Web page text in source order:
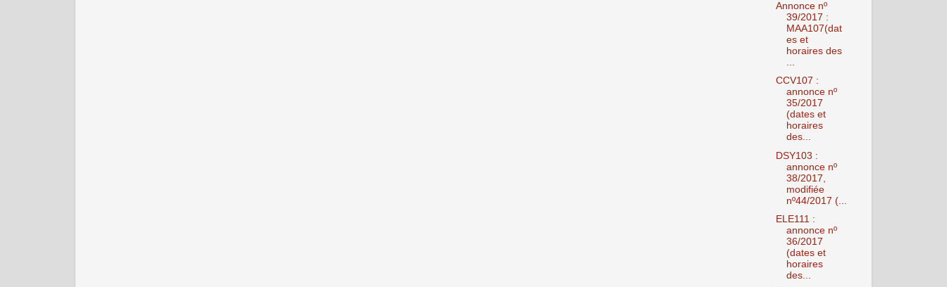
Annonce nº
39/2017 :
MAA107(dat
es et
horaires des
...
CCV107 :
annonce nº
35/2017
(dates et
horaires
des...
DSY103 :
annonce nº
38/2017,
modifiée
nº44/2017 (...
ELE111 :
annonce nº
36/2017
(dates et
horaires
des...